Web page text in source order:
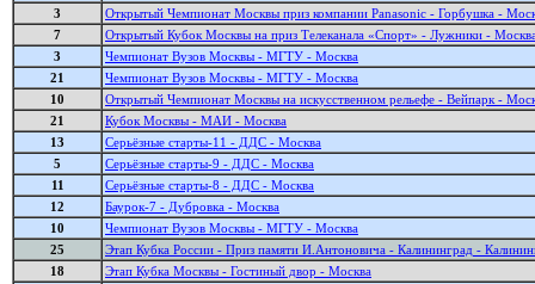
3
Открытый Чемпионат Москвы приз компании Panasonic - Горбушка -
7
Открытый Кубок Москвы на приз Телеканала «Спорт» - Лужники -
3
Чемпионат Вузов Москвы - МГТУ - Москва
21
Чемпионат Вузов Москвы - МГТУ - Москва
10
Открытый Чемпионат Москвы на искусственном рельефе - Вейпарк -
21
Кубок Москвы - МАИ - Москва
13
Серьёзные старты-11 - ДДС - Москва
5
Серьёзные старты-9 - ДДС - Москва
11
Серьёзные старты-8 - ДДС - Москва
12
Баурок-7 - Дубровка - Москва
10
Чемпионат Вузов Москвы - МГТУ - Москва
25
Этап Кубка России - Приз памяти И.Антоновича - Калининград -
18
Этап Кубка Москвы - Гостиный двор - Москва